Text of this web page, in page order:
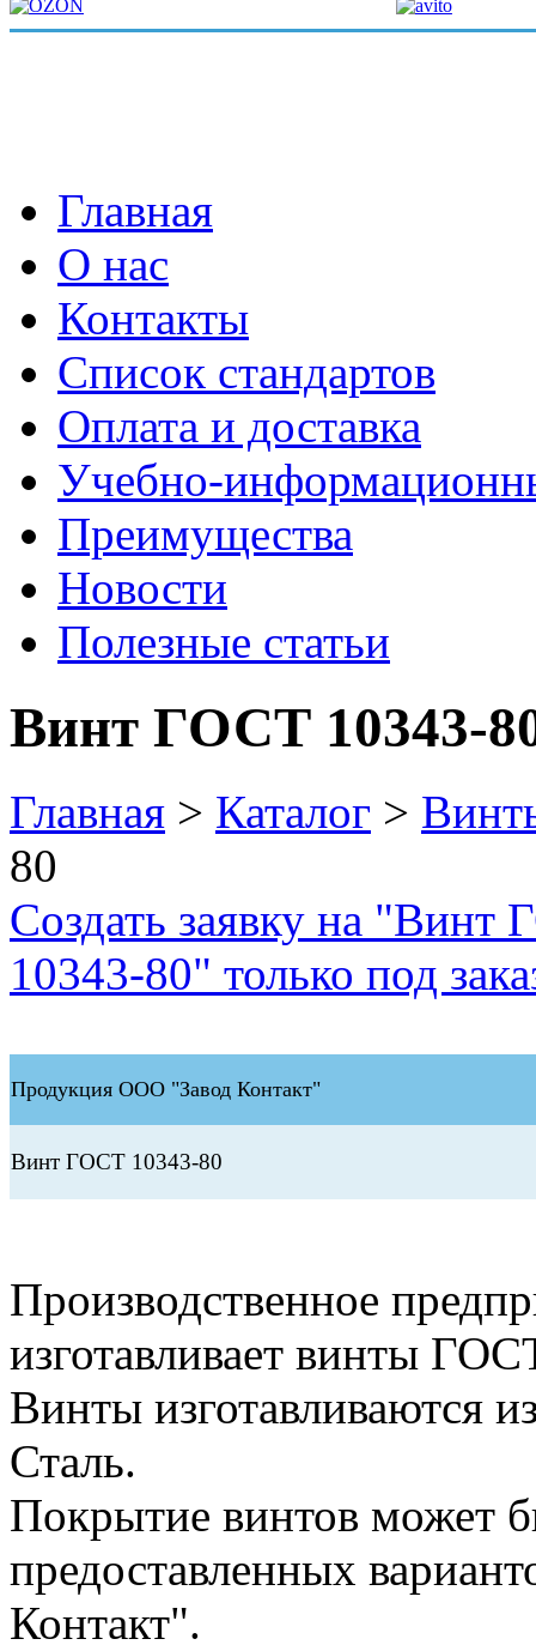
Главная
О нас
Контакты
Список стандартов
Оплата и доставка
Учебно-
Преимущества
Новости
Полезные статьи
Винт ГОСТ 10343-
Главная > Каталог >
80
Создать заявку на
10343-80" только под
Продукция ООО "Завод Контакт"
Винт ГОСТ 10343-80
Производственное
изготавливает винты
Винты изготавливаются
Сталь.
Покрытие винтов может
предоставленных
Контакт".